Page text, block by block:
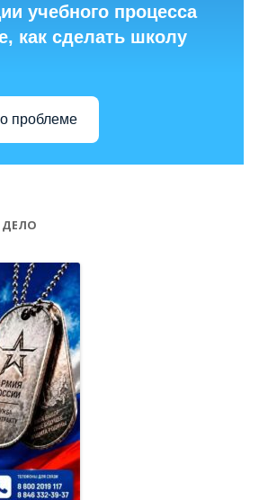
учебного процесса
как сделать школу
проблеме